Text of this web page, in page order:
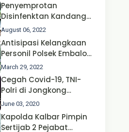
Penyemprotan
Disinfenktan Kandang
Ternak Kambing warga
Oleh Satgas Ops Aman
Nusa II Polda Kalbar*
August 06, 2022
Antisipasi Kelangkaan
Personil Polsek Embaloh
Hulu Gencar Lakukan
Pengecekan Oksigen
March 29, 2022
Cegah Covid-19, TNI-
Polri di Jongkong
Himbau Masyarakat
Jangan Kumpul Hinga
Larut Malam.
June 03, 2020
Kapolda Kalbar Pimpin
Sertijab 2 Pejabat